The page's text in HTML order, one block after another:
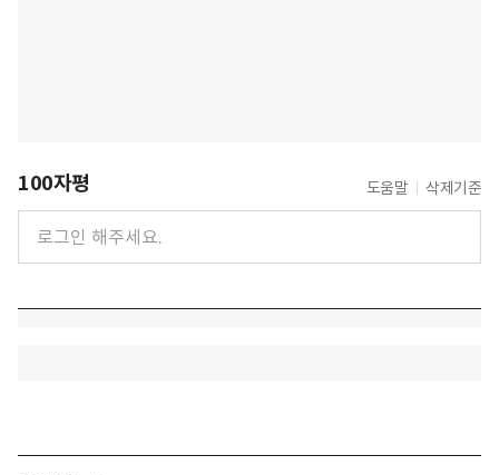
100자평 도움말 삭제기준